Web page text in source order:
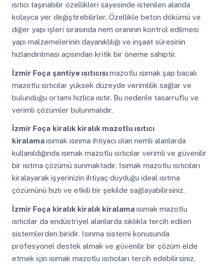
ısıtıcı taşınabilir özellikleri sayesinde istenilen alanda
kolayca yer değiştirebilirler. Özellikle beton dökümü ve
diğer yapı işleri sırasında nem oranının kontrol edilmesi
yapı malzemelerinin dayanıklılığı ve inşaat süresinin
hızlandırılması açısından kritik bir öneme sahiptir.
İzmir Foça şantiye ısıtıcısımazotlu ısımak şap bacalı
mazotlu ısıtıcılar yüksek düzeyde verimlilik sağlar ve
bulunduğu ortamı hızlıca ısıtır. Bu nedenle tasarruflu ve
verimli çözümler bulunmalıdır.
İzmir Foça kiralık kiralık mazotlu ısıtıcı
kiralamaısımak ısınma ihtiyacı olan nemli alanlarda
kullanıldığında ısımak mazotlu ısıtıcılar verimli ve güvenilir
bir ısıtma çözümü sunmaktadır. Isımak mazotlu ısıtıcıları
kiralayarak işyerinizin ihtiyaç duyduğu ideal ısıtma
çözümünü hızlı ve etkili bir şekilde sağlayabilirsiniz.
İzmir Foça kiralık kiralık kiralamaısımak mazotlu
ısıtıcılar da endüstriyel alanlarda sıklıkla tercih edilen
sistemlerden biridir. Isınma sistemi konusunda
profesyonel destek almak ve güvenilir bir çözüm elde
etmek için ısımak mazotlu ısıtıcıları tercih edebilirsiniz.